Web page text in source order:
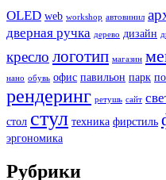
OLED web workshop автовинил
дверная ручка дерево дизайн
кресло логотип магазин
нано обувь офис павильон парк
рендеринг ретушь сайт
стол стул техника фирстиль
эргономика
Рубрики